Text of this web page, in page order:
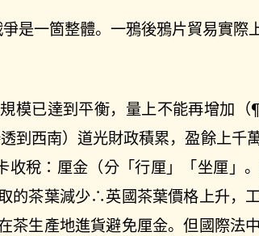
是一箇整體。一鴉後鴉片貿易實際
模已達到平衡，量上不能再增加（
到西南）道光財政積累，盈餘上千
收稅：厘金（分「行厘」「坐厘」
的茶葉減少∴英國茶葉價格上升，
茶生產地進貨避免厘金。但國際法